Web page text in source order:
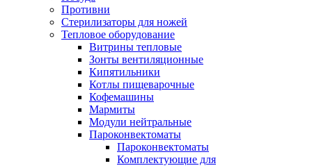
Противни
Стерилизаторы для ножей
Тепловое оборудование
Витрины тепловые
Зонты вентиляционные
Кипятильники
Котлы пищеварочные
Кофемашины
Мармиты
Модули нейтральные
Пароконвектоматы
Пароконвектоматы
Комплектующие для